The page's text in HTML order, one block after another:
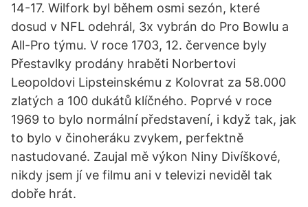
14-17. Wilfork byl během osmi sezón, které
dosud v NFL odehrál, 3x vybrán do Pro Bowlu a
All-Pro týmu. V roce 1703, 12. července byly
Přestavlky prodány hraběti Norbertovi
Leopoldovi Lipsteinskému z Kolovrat za 58.000
zlatých a 100 dukátů klíčného. Poprvé v roce
1969 to bylo normální představení, i když tak, jak
to bylo v činoheráku zvykem, perfektně
nastudované. Zaujal mě výkon Niny Divíškové,
nikdy jsem jí ve filmu ani v televizi neviděl tak
dobře hrát.